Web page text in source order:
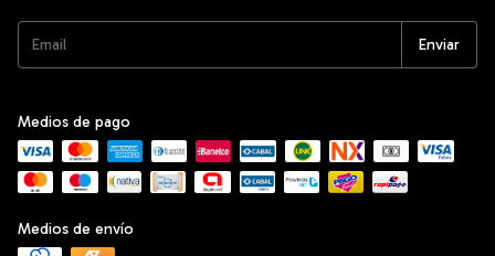
Medios de pago
Medios de envío